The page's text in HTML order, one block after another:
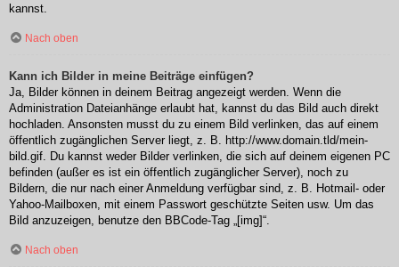
kannst.
Nach oben
Kann ich Bilder in meine Beiträge einfügen?
Ja, Bilder können in deinem Beitrag angezeigt werden. Wenn die
Administration Dateianhänge erlaubt hat, kannst du das Bild auch direkt
hochladen. Ansonsten musst du zu einem Bild verlinken, das auf einem
öffentlich zugänglichen Server liegt, z. B. http://www.domain.tld/mein-
bild.gif. Du kannst weder Bilder verlinken, die sich auf deinem eigenen PC
befinden (außer es ist ein öffentlich zugänglicher Server), noch zu
Bildern, die nur nach einer Anmeldung verfügbar sind, z. B. Hotmail- oder
Yahoo-Mailboxen, mit einem Passwort geschützte Seiten usw. Um das
Bild anzuzeigen, benutze den BBCode-Tag „[img]“.
Nach oben